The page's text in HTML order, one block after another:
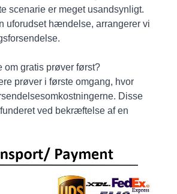
scenarie er meget usandsynligt.
uforudset hændelse, arrangerer vi
om gratis prøver først?
prøver i første omgang, hvor
Disse
ved bekræftelse af en